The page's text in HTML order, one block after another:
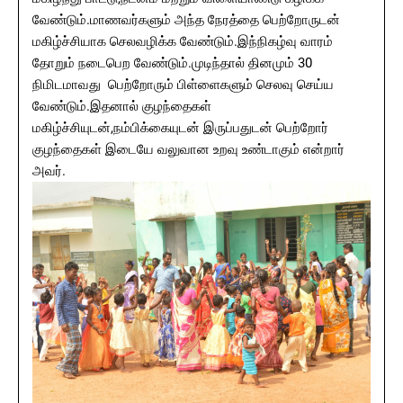
வேண்டும்.மாணவர்களும் அந்த நேரத்தை பெற்றோருடன்
மகிழ்ச்சியாக செலவழிக்க வேண்டும்.இந்நிகழ்வு வாரம்
தோறும் நடைபெற வேண்டும்.முடிந்தால் தினமும் 30
நிமிடமாவது பெற்றோரும் பிள்ளைகளும் செலவு செய்ய
வேண்டும்.இதனால் குழந்தைகள்
மகிழ்ச்சியுடன்,நம்பிக்கையுடன் இருப்பதுடன் பெற்றோர்
குழந்தைகள் இடையே வலுவான உறவு உண்டாகும் என்றார்
அவர்.